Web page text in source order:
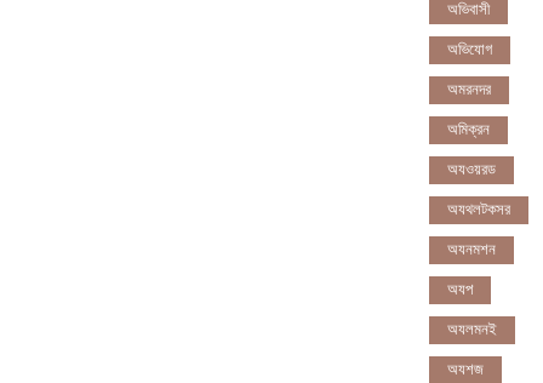
অভিবাসী
অভিযোগ
অমরনদর
অমিক্রন
অযওয়রড
অযথলটকসর
অযনমশন
অযপ
অযলমনই
অযশজ